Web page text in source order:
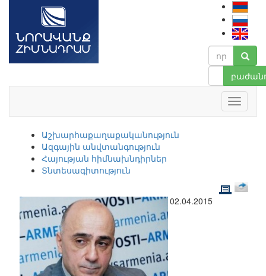
Աշխարհաքաղաքականություն
Ազգային անվտանգություն
Հայության հիմնախնդիրներ
Տնտեսագիտություն
02.04.2015